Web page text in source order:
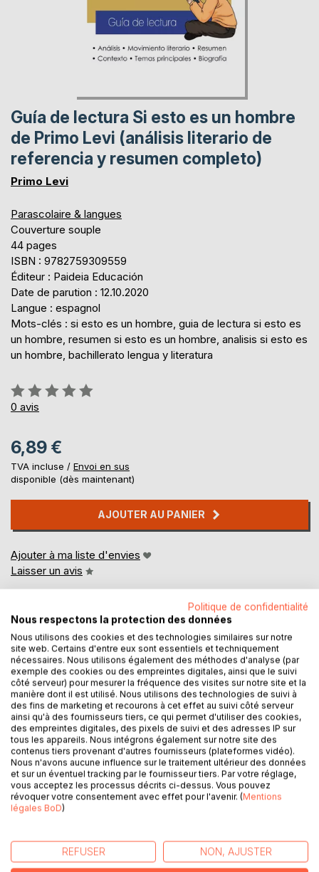
Guía de lectura Si esto es un hombre
de Primo Levi (análisis literario de
referencia y resumen completo)
Primo Levi
Parascolaire & langues
Couverture souple
44 pages
ISBN : 9782759309559
Éditeur : Paideia Educación
Date de parution : 12.10.2020
Langue : espagnol
Mots-clés : si esto es un hombre, guia de lectura si esto es
un hombre, resumen si esto es un hombre, analisis si esto es
un hombre, bachillerato lengua y literatura
Évaluation:
0%
0 avis
6,89 €
TVA incluse / Envoi en sus
disponible (dès maintenant)
AJOUTER AU PANIER
Ajouter à ma liste d'envies
Laisser un avis
DESCRIPTION
La colección «Conocer una obra» os ofrece la posibilidad
de saberlo todo sobre Si esto es un hombre de Primo Levi,
gracias a una guía de lectura tan completa como detallada.
Su escritura, clara y accesible, fue confiada a un
especialista académico. Esta guía de lectura responde a
unos estándares de calidad definidos por un equipo de
profesores. Este libro contiene la biografía de Primo Levi,
por capítulo), los motivos de su éxito, los temas principales
y el análisis del movimiento literario del autor.
Politique de confidentialité
Nous respectons la protection des données
Nous utilisons des cookies et des technologies similaires sur notre
site web. Certains d'entre eux sont essentiels et techniquement
nécessaires. Nous utilisons également des méthodes d'analyse (par
exemple des cookies ou des empreintes digitales, ainsi que le suivi
côté serveur) pour mesurer la fréquence des visites sur notre site et la
manière dont il est utilisé. Nous utilisons des technologies de suivi à
des fins de marketing et recourons à cet effet au suivi côté serveur
ainsi qu'à des fournisseurs tiers, ce qui permet d'utiliser des cookies,
des empreintes digitales, des pixels de suivi et des adresses IP sur
tous les appareils. Nous intégrons également sur notre site des
contenus tiers provenant d'autres fournisseurs (plateformes vidéo).
Nous n'avons aucune influence sur le traitement ultérieur des données
et sur un éventuel tracking par le fournisseur tiers. Par votre réglage,
vous acceptez les processus décrits ci-dessus. Vous pouvez
révoquer votre consentement avec effet pour l'avenir. (Mentions
légales BoD)
REFUSER NON, AJUSTER